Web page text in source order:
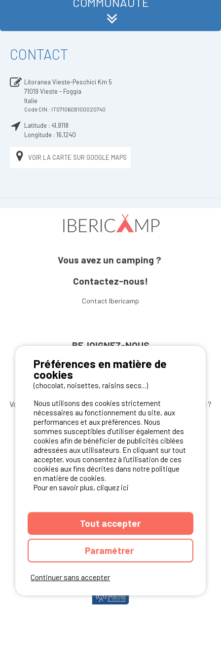
CONTACT
Litoranea Vieste-Peschici Km 5
71019 Vieste - Foggia
Italie
Code CIN : IT071060B100020740
Latitude : 41,9118
Longitude : 16,1240
VOIR LA CARTE SUR GOOGLE MAPS
Vous avez un camping ?
Contactez-nous!
Contact Ibericamp
REJOIGNEZ-NOUS
Vous souhaitez bénéficier desmeilleures offres camping ?
Abonnez-vous à la newsletterdès aujourd'hui
S'ABONNER
NOS PARTENAIRES
Continuer sans accepter
Préférences en matière de
cookies
(chocolat, noisettes, raisins secs...)
Nous utilisons des cookies strictement
nécessaires au fonctionnement du site, aux
performances et aux préférences. Nous
sommes susceptibles d’utiliser également des
cookies afin de bénéficier de publicités ciblées
adressées aux utilisateurs. En cliquant sur tout
accepter, vous consentez à l'utilisation de ces
cookies aux fins décrites dans notre politique
en matière de cookies.
Pour en savoir plus, cliquez ici
Tout accepter
Paramétrer